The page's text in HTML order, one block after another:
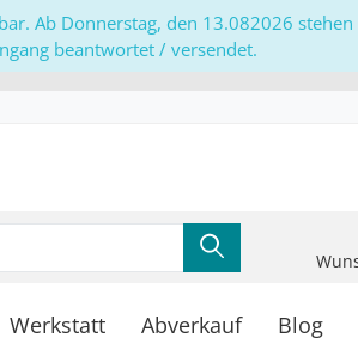
Ab Donnerstag, den 13.082026
beantwortet / versendet.
Werkstatt Abverkauf Blog